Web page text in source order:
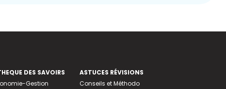
DES SAVOIRS
Gestion
ASTUCES RÉVISIONS
Conseils et Méthodo